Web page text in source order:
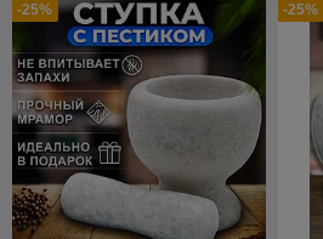
-25% -25%